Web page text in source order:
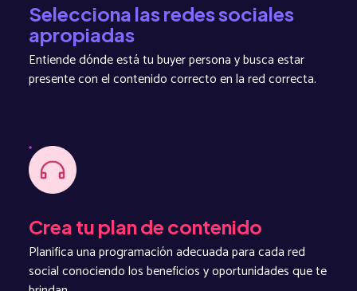
Selecciona las redes sociales
apropiadas
Entiende dónde está tu buyer persona y busca estar
presente con el contenido correcto en la red correcta.
Crea tu plan de contenido
Planifica una programación adecuada para cada red
social conociendo los beneficios y oportunidades que te